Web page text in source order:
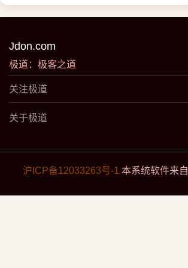
Jdon.com
极道：极客之道
关注极道
关于极道
沪ICP备12033263号-1 本系统软件来自